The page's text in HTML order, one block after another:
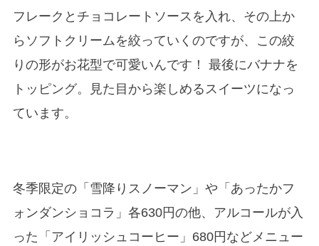
フレークとチョコレートソースを入れ、その上か
らソフトクリームを絞っていくのですが、この絞
りの形がお花型で可愛いんです！ 最後にバナナを
トッピング。見た目から楽しめるスイーツになっ
ています。
冬季限定の「雪降りスノーマン」や「あったかフ
ォンダンショコラ」各630円の他、アルコールが入
った「アイリッシュコーヒー」680円などメニュー